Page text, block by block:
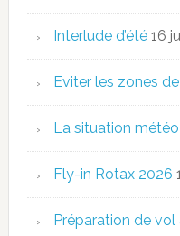
Interlude d’été 16
Eviter les zones
La situation
Fly-in Rotax 2026
Préparation de